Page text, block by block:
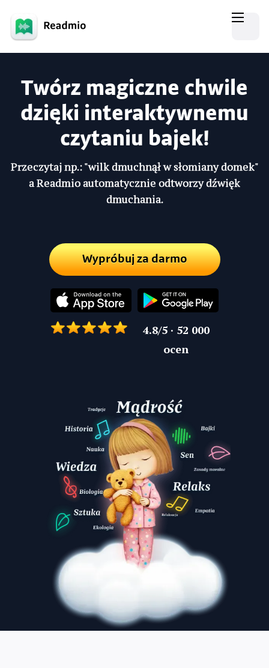
Twórz magiczne chwile
dzięki interaktywnemu
czytaniu bajek!
Przeczytaj np.: "wilk dmuchnął w słomiany domek"
a Readmio automatycznie odtworzy dźwięk
dmuchania.
Wypróbuj za darmo
4.8/5 · 52 000
ocen